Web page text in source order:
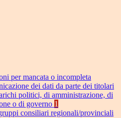
per mancata o incompleta
dei dati da parte dei titolari
politici, di amministrazione, di
o di governo 1
consiliari regionali/provinciali